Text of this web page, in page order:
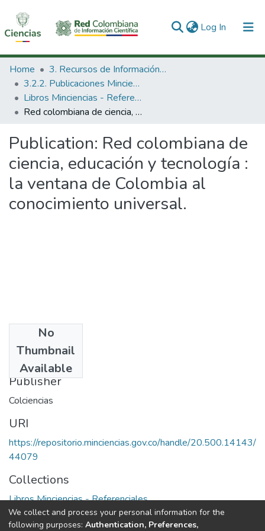
Log In (current)
Communities & Collections
All of DSpace
Statistics
Home
3. Recursos de Información Científica y Tecnológica
3.2.2. Publicaciones Minciencias
Libros Minciencias - Referenciales
Red colombiana de ciencia, educación y tecnología : la ventana de Colombia al conocimiento universal.
Publication: Red colombiana de
ciencia, educación y tecnología :
la ventana de Colombia al
conocimiento universal.
No
Thumbnail
Available
1995
Publisher
Colciencias
URI
https://repositorio.minciencias.gov.co/handle/20.500.14143/
44079
Collections
Libros Minciencias - Referenciales
Full item page
We collect and process your personal information for the
following purposes: Authentication, Preferences,